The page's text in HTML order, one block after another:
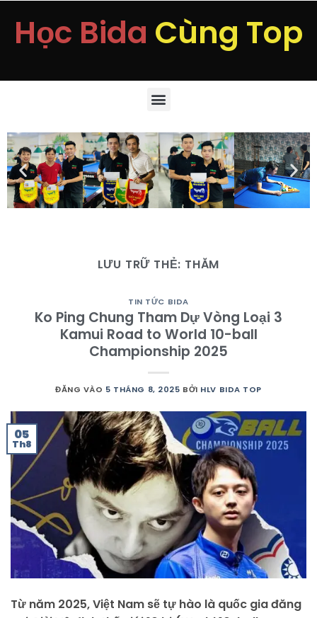
Học Bida Cùng Top
LƯU TRỮ THẺ: THĂM
TIN TỨC BIDA
Ko Ping Chung Tham Dự Vòng Loại 3
Kamui Road to World 10-ball
Championship 2025
ĐĂNG VÀO 5 THÁNG 8, 2025 BỞI HLV BIDA TOP
05
Th8
Từ năm 2025, Việt Nam sẽ tự hào là quốc gia đăng